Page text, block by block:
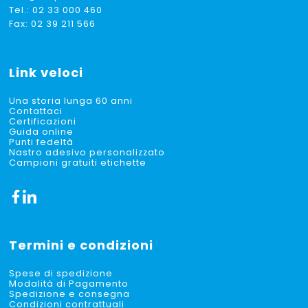
Tel.:02 33 000 460
Fax: 02 39 211 566
Link veloci
Una storia lunga 60 anni
Contattaci
Certificazioni
Guida online
Punti fedeltà
Nastro adesivo personalizzato
Campioni gratuiti etichette
Termini e condizioni
Spese di spedizione
Modalità di Pagamento
Spedizione e consegna
Condizioni contrattuali